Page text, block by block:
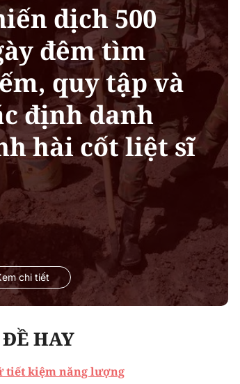
dịch 500
đêm tìm
quy tập và
định danh
hài cốt liệt sĩ
chi tiết
HAY
tiết kiệm năng lượng